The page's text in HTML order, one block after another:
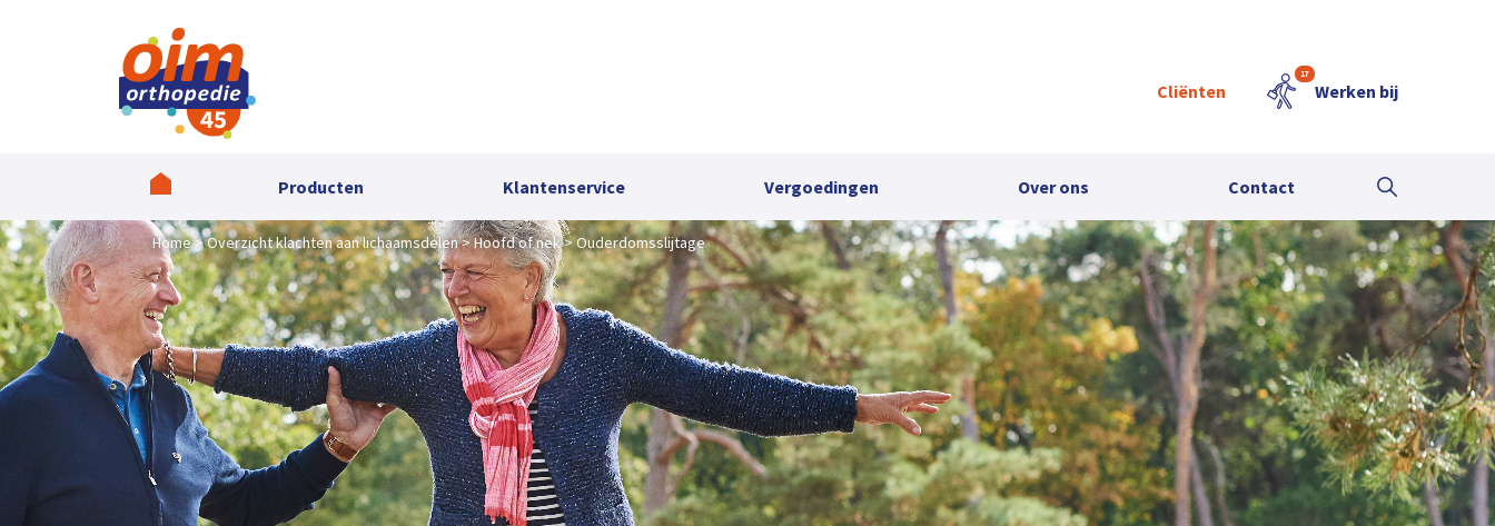
Cliënten
17
Werken bij
Producten Klantenservice Vergoedingen Over ons Contact
Home Overzicht klachten aan lichaamsdelen Hoofd of nek Ouderdomsslijtage